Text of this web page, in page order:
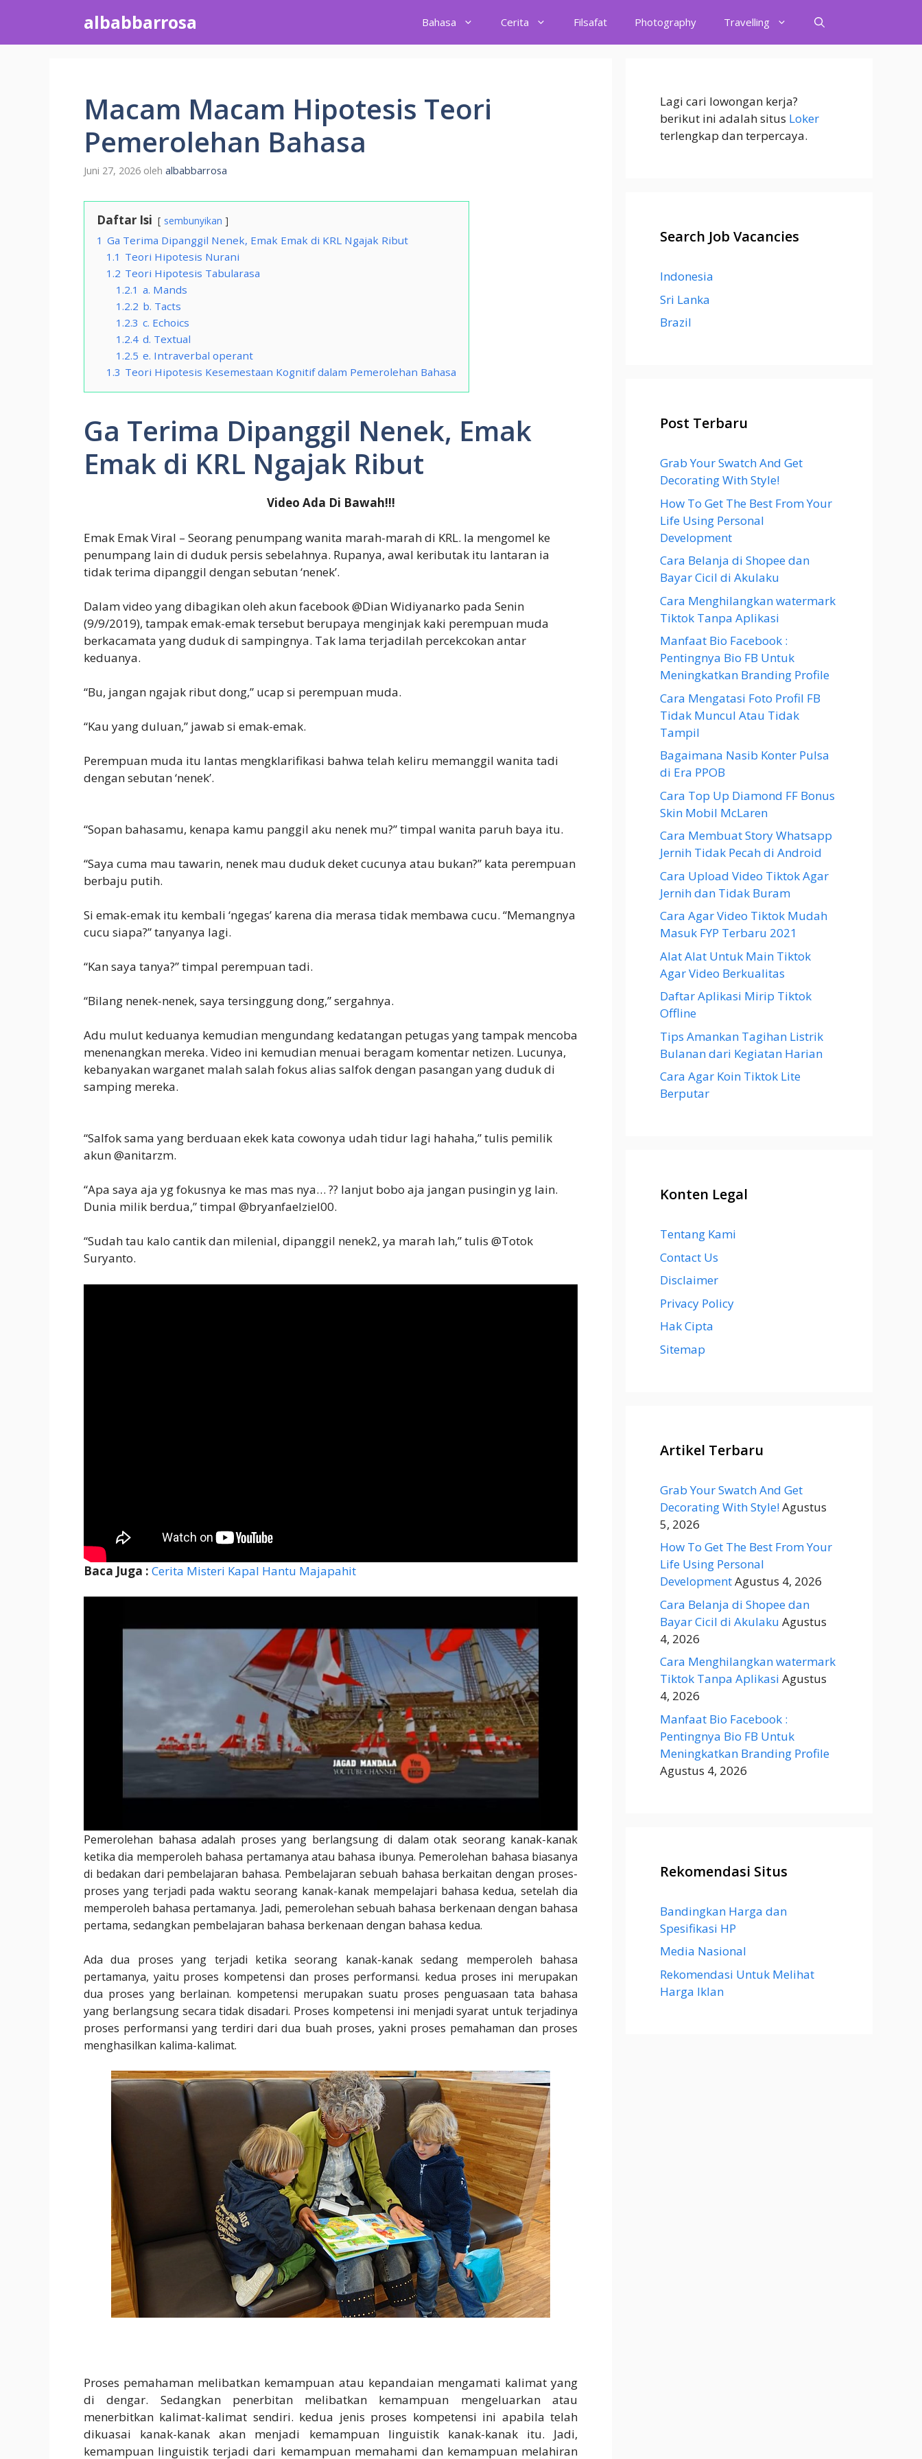
isi
albabbarrosa Bahasa Cerita Filsafat Photography Travelling
Macam Macam Hipotesis Teori
Pemerolehan Bahasa
Juni 27, 2026 oleh albabbarrosa
Daftar Isi sembunyikan
1 Ga Terima Dipanggil Nenek, Emak Emak di KRL Ngajak Ribut
1.1 Teori Hipotesis Nurani
1.2 Teori Hipotesis Tabularasa
1.2.1 a. Mands
1.2.2 b. Tacts
1.2.3 c. Echoics
1.2.4 d. Textual
1.2.5 e. Intraverbal operant
1.3 Teori Hipotesis Kesemestaan Kognitif dalam Pemerolehan Bahasa
Ga Terima Dipanggil Nenek, Emak
Emak di KRL Ngajak Ribut
Video Ada Di Bawah!!!
Emak Emak Viral – Seorang penumpang wanita marah-marah di KRL. Ia mengomel ke
penumpang lain di duduk persis sebelahnya. Rupanya, awal keributak itu lantaran ia
tidak terima dipanggil dengan sebutan ‘nenek’.
Dalam video yang dibagikan oleh akun facebook @Dian Widiyanarko pada Senin
(9/9/2019), tampak emak-emak tersebut berupaya menginjak kaki perempuan muda
berkacamata yang duduk di sampingnya. Tak lama terjadilah percekcokan antar
keduanya.
“Bu, jangan ngajak ribut dong,” ucap si perempuan muda.
“Kau yang duluan,” jawab si emak-emak.
Perempuan muda itu lantas mengklarifikasi bahwa telah keliru memanggil wanita tadi
dengan sebutan ‘nenek’.
“Sopan bahasamu, kenapa kamu panggil aku nenek mu?” timpal wanita paruh baya itu.
“Saya cuma mau tawarin, nenek mau duduk deket cucunya atau bukan?” kata perempuan
berbaju putih.
Si emak-emak itu kembali ‘ngegas’ karena dia merasa tidak membawa cucu. “Memangnya
cucu siapa?” tanyanya lagi.
“Kan saya tanya?” timpal perempuan tadi.
“Bilang nenek-nenek, saya tersinggung dong,” sergahnya.
Adu mulut keduanya kemudian mengundang kedatangan petugas yang tampak mencoba
menenangkan mereka. Video ini kemudian menuai beragam komentar netizen. Lucunya,
kebanyakan warganet malah salah fokus alias salfok dengan pasangan yang duduk di
samping mereka.
“Salfok sama yang berduaan ekek kata cowonya udah tidur lagi hahaha,” tulis pemilik
akun @anitarzm.
“Apa saya aja yg fokusnya ke mas mas nya… ?? lanjut bobo aja jangan pusingin yg lain.
Dunia milik berdua,” timpal @bryanfaelziel00.
“Sudah tau kalo cantik dan milenial, dipanggil nenek2, ya marah lah,” tulis @Totok
Suryanto.
Baca Juga : Cerita Misteri Kapal Hantu Majapahit
Pemerolehan bahasa adalah proses yang berlangsung di dalam otak seorang kanak-kanak
ketika dia memperoleh bahasa pertamanya atau bahasa ibunya. Pemerolehan bahasa biasanya
di bedakan dari pembelajaran bahasa. Pembelajaran sebuah bahasa berkaitan dengan proses-
proses yang terjadi pada waktu seorang kanak-kanak mempelajari bahasa kedua, setelah dia
memperoleh bahasa pertamanya. Jadi, pemerolehan sebuah bahasa berkenaan dengan bahasa
pertama, sedangkan pembelajaran bahasa berkenaan dengan bahasa kedua.
Ada dua proses yang terjadi ketika seorang kanak-kanak sedang memperoleh bahasa
pertamanya, yaitu proses kompetensi dan proses performansi. kedua proses ini merupakan
dua proses yang berlainan. kompetensi merupakan suatu proses penguasaan tata bahasa
yang berlangsung secara tidak disadari. Proses kompetensi ini menjadi syarat untuk terjadinya
proses performansi yang terdiri dari dua buah proses, yakni proses pemahaman dan proses
menghasilkan kalima-kalimat.
Proses pemahaman melibatkan kemampuan atau kepandaian mengamati kalimat yang
di dengar. Sedangkan penerbitan melibatkan kemampuan mengeluarkan atau
menerbitkan kalimat-kalimat sendiri. kedua jenis proses kompetensi ini apabila telah
dikuasai kanak-kanak akan menjadi kemampuan linguistik kanak-kanak itu. Jadi,
kemampuan linguistik terjadi dari kemampuan memahami dan kemampuan melahiran
Lagi cari lowongan kerja?
berikut ini adalah situs Loker
terlengkap dan terpercaya.
Search Job Vacancies
Indonesia
Sri Lanka
Brazil
Post Terbaru
Grab Your Swatch And Get
Decorating With Style!
How To Get The Best From Your
Life Using Personal
Development
Cara Belanja di Shopee dan
Bayar Cicil di Akulaku
Cara Menghilangkan watermark
Tiktok Tanpa Aplikasi
Manfaat Bio Facebook :
Pentingnya Bio FB Untuk
Meningkatkan Branding Profile
Cara Mengatasi Foto Profil FB
Tidak Muncul Atau Tidak
Tampil
Bagaimana Nasib Konter Pulsa
di Era PPOB
Cara Top Up Diamond FF Bonus
Skin Mobil McLaren
Cara Membuat Story Whatsapp
Jernih Tidak Pecah di Android
Cara Upload Video Tiktok Agar
Jernih dan Tidak Buram
Cara Agar Video Tiktok Mudah
Masuk FYP Terbaru 2021
Alat Alat Untuk Main Tiktok
Agar Video Berkualitas
Daftar Aplikasi Mirip Tiktok
Offline
Tips Amankan Tagihan Listrik
Bulanan dari Kegiatan Harian
Cara Agar Koin Tiktok Lite
Berputar
Konten Legal
Tentang Kami
Contact Us
Disclaimer
Privacy Policy
Hak Cipta
Sitemap
Artikel Terbaru
Grab Your Swatch And Get
Decorating With Style!Agustus
5, 2026
How To Get The Best From Your
Life Using Personal
DevelopmentAgustus 4, 2026
Cara Belanja di Shopee dan
Bayar Cicil di Akulaku Agustus
4, 2026
Cara Menghilangkan watermark
Tiktok Tanpa Aplikasi Agustus
4, 2026
Manfaat Bio Facebook :
Pentingnya Bio FB Untuk
Meningkatkan Branding Profile
Agustus 4, 2026
Rekomendasi Situs
Bandingkan Harga dan
Spesifikasi HP
Media Nasional
Rekomendasi Untuk Melihat
Harga Iklan